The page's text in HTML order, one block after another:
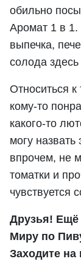
обильно
Аромат 1 в 1.
выпечка,
солода
Относиться
кому-то
какого-то
могу
впрочем, не
томатки и
чувствуется
Друзья! Ещё
Миру по
Заходите на